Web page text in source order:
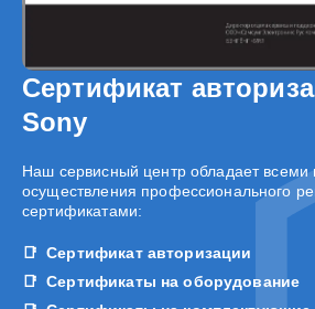
Сертификат
Sony
Наш сервисный центр обладает
осуществления профессионального
сертификатами:
Сертификат авторизации
Сертификаты на оборудование